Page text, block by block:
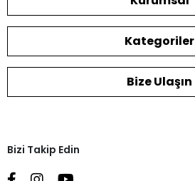
Kategoriler
Bize Ulaşın
Bizi Takip Edin